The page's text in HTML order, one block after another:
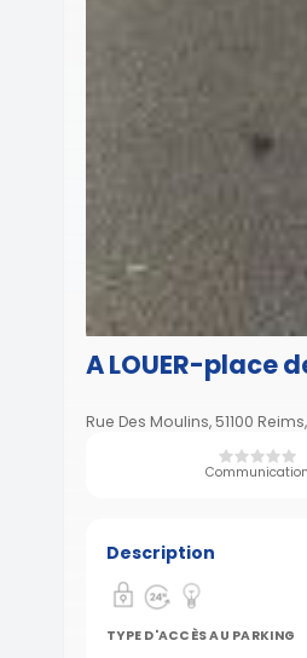
A LOUER-place
Rue Des Moulins, 51100
Communication
Description
TYPE D'ACCÈS AU PARKING